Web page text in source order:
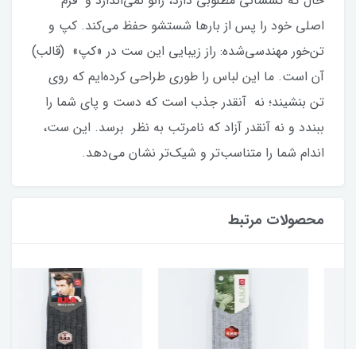
اصلی خود را پس از بارها شستشو حفظ می‌کند. کپ و
تن‌خور مهندسی‌شده: راز زیبایی این ست در «کپ» (قالب)
آن است. ما این لباس را طوری طراحی کرده‌ایم که روی
تن بنشیند؛ نه آنقدر جذب است که دست و پای شما را
ببندد و نه آنقدر آزاد که نامرتب به نظر برسد. این ست،
اندام شما را متناسب‌تر و شیک‌تر نشان می‌دهد.
محصولات مرتبط